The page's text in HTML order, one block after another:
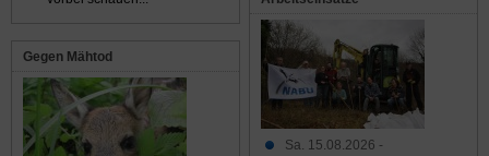
Sa. 15.08.2026 -
Gegen Mähtod